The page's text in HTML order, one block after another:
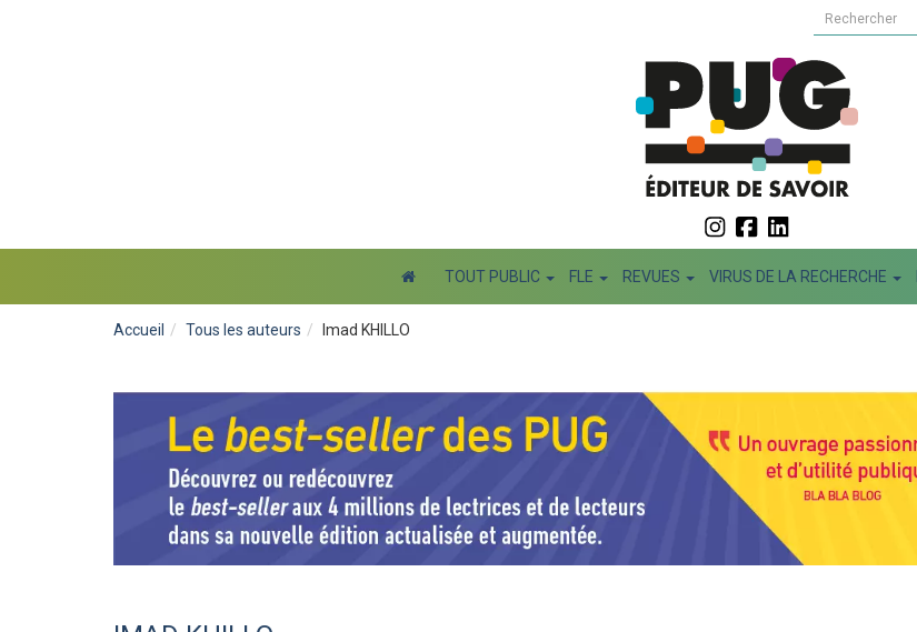
TOUT PUBLIC FLE REVUES VIRUS DE LA RECHERCHE
Accueil Tous les auteurs Imad KHILLO